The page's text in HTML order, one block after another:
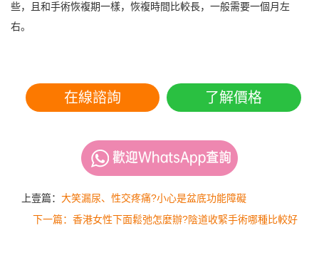
些，且和手術恢複期一樣，恢複時間比較長，一般需要一個月左
右。
在線諮詢 了解價格
上壹篇： 大笑漏尿、性交疼痛?小心是盆底功能障礙
下一篇：香港女性下面鬆弛怎麼辦?陰道收緊手術哪種比較好